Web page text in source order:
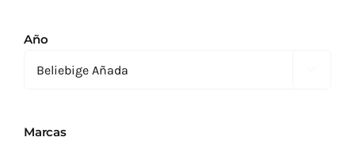
Año
Marcas